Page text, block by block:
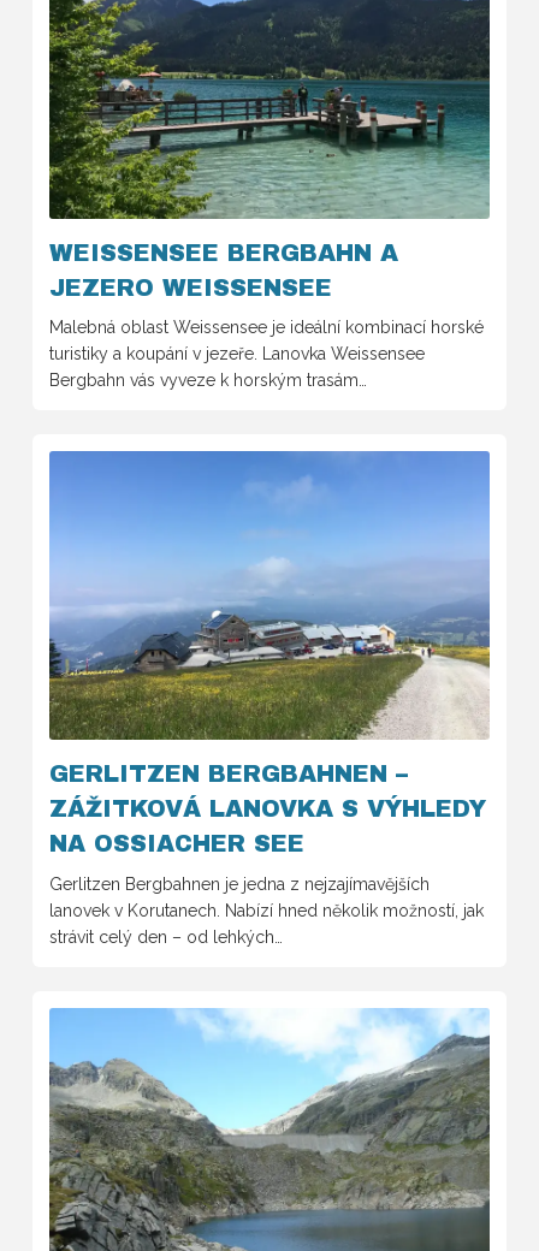
WEISSENSEE BERGBAHN A
JEZERO WEISSENSEE
Malebná oblast Weissensee je ideální kombinací horské
turistiky a koupání v jezeře. Lanovka Weissensee
Bergbahn vás vyveze k horským trasám…
GERLITZEN BERGBAHNEN –
ZÁŽITKOVÁ LANOVKA S VÝHLEDY
NA OSSIACHER SEE
Gerlitzen Bergbahnen je jedna z nejzajímavějších
lanovek v Korutanech. Nabízí hned několik možností, jak
strávit celý den – od lehkých…